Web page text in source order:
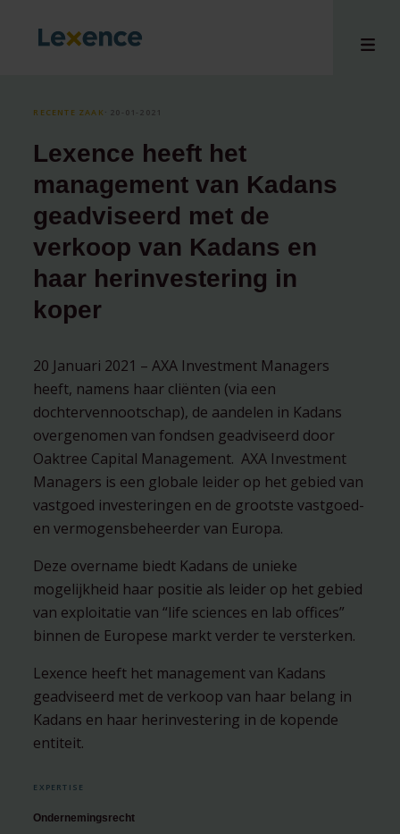
bij
RECENTE ZAAK⸱ 20-01-2021
Lexence heeft het
management van Kadans
geadviseerd met de
verkoop van Kadans en
haar herinvestering in
koper
20 Januari 2021 – AXA Investment Managers
heeft, namens haar cliënten (via een
dochtervennootschap), de aandelen in Kadans
overgenomen van fondsen geadviseerd door
Oaktree Capital Management. AXA Investment
Managers is een globale leider op het gebied van
vastgoed investeringen en de grootste vastgoed-
en vermogensbeheerder van Europa.
Deze overname biedt Kadans de unieke
mogelijkheid haar positie als leider op het gebied
van exploitatie van “life sciences en lab offices”
binnen de Europese markt verder te versterken.
Lexence heeft het management van Kadans
geadviseerd met de verkoop van haar belang in
Kadans en haar herinvestering in de kopende
entiteit.
EXPERTISE
Ondernemingsrecht